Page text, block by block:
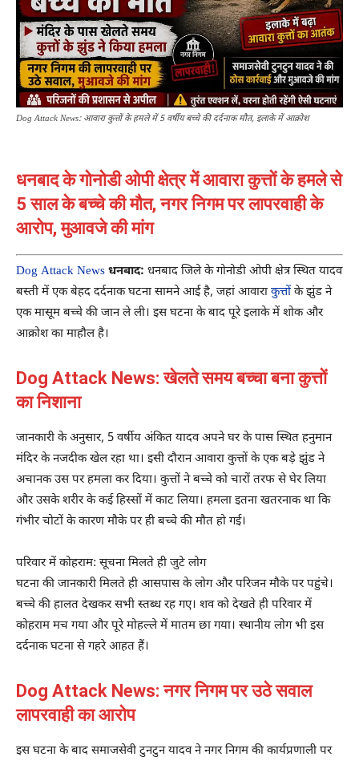
Dog Attack News: आवारा कुत्तों के हमले में 5 वर्षीय बच्चे की दर्दनाक मौत, इलाके में आक्रोश
धनबाद के गोनोडी ओपी क्षेत्र में आवारा कुत्तों के हमले से
5 साल के बच्चे की मौत, नगर निगम पर लापरवाही के
आरोप, मुआवजे की मांग
Dog Attack News धनबाद: धनबाद जिले के गोनोडी ओपी क्षेत्र स्थित यादव
बस्ती में एक बेहद दर्दनाक घटना सामने आई है, जहां आवारा कुत्तोंके झुंड ने
एक मासूम बच्चे की जान ले ली। इस घटना के बाद पूरे इलाके में शोक और
आक्रोश का माहौल है।
Dog Attack News: खेलते समय बच्चा बना कुत्तों
का निशाना
जानकारी के अनुसार, 5 वर्षीय अंकित यादव अपने घर के पास स्थित हनुमान
मंदिर के नजदीक खेल रहा था। इसी दौरान आवारा कुत्तों के एक बड़े झुंड ने
अचानक उस पर हमला कर दिया। कुत्तों ने बच्चे को चारों तरफ से घेर लिया
और उसके शरीर के कई हिस्सों में काट लिया। हमला इतना खतरनाक था कि
गंभीर चोटों के कारण मौके पर ही बच्चे की मौत हो गई।
परिवार में कोहराम: सूचना मिलते ही जुटे लोग
घटना की जानकारी मिलते ही आसपास के लोग और परिजन मौके पर पहुंचे।
बच्चे की हालत देखकर सभी स्तब्ध रह गए। शव को देखते ही परिवार में
कोहराम मच गया और पूरे मोहल्ले में मातम छा गया। स्थानीय लोग भी इस
दर्दनाक घटना से गहरे आहत हैं।
Dog Attack News: नगर निगम पर उठे सवाल
लापरवाही का आरोप
इस घटना के बाद समाजसेवी टुनटुन यादवने नगर निगम की कार्यप्रणाली पर